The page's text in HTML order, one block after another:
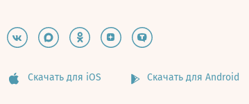
Скачать для iOS Скачать для Android